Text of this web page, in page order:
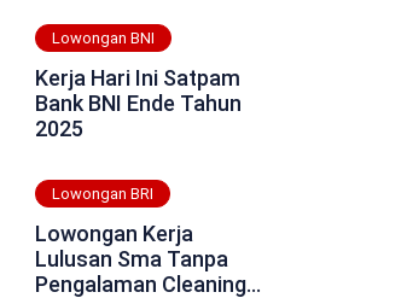
Lowongan BNI
Kerja Hari Ini Satpam
Bank BNI Ende Tahun
2025
Lowongan BRI
Lowongan Kerja
Lulusan Sma Tanpa
Pengalaman Cleaning